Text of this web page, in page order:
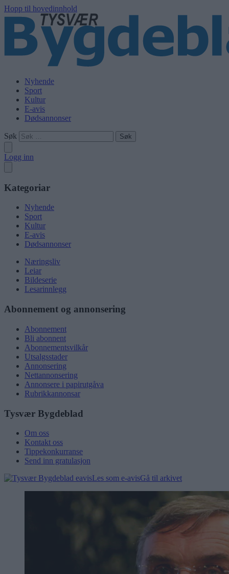
Hopp til hovedinnhold
Nyhende
Sport
Kultur
E-avis
Dødsannonser
Søk
Logg inn
Kategoriar
Nyhende
Sport
Kultur
E-avis
Dødsannonser
Næringsliv
Leiar
Bildeserie
Lesarinnlegg
Abonnement og annonsering
Abonnement
Bli abonnent
Abonnementsvilkår
Utsalgsstader
Annonsering
Nettannonsering
Annonsere i papirutgåva
Rubrikkannonsar
Tysvær Bygdeblad
Om oss
Kontakt oss
Tippekonkurranse
Send inn gratulasjon
Les som e-avisGå til arkivet